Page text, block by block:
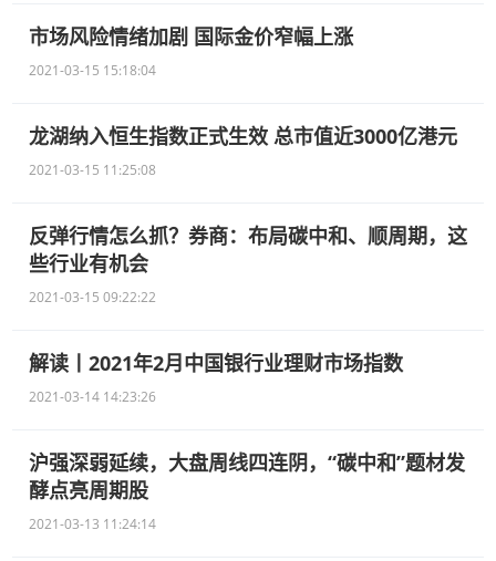
市场风险情绪加剧 国际金价窄幅上涨
2021-03-15 15:18:04
龙湖纳入恒生指数正式生效 总市值近3000亿港元
2021-03-15 11:25:08
反弹行情怎么抓？券商：布局碳中和、顺周期，这
些行业有机会
2021-03-15 09:22:22
解读丨2021年2月中国银行业理财市场指数
2021-03-14 14:23:26
沪强深弱延续，大盘周线四连阴，“碳中和”题材发
酵点亮周期股
2021-03-13 11:24:14